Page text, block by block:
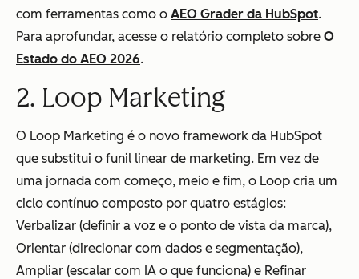
com ferramentas como o AEO Grader da HubSpot.
Para aprofundar, acesse o relatório completo sobre O
Estado do AEO 2026.
2. Loop Marketing
O Loop Marketing é o novo framework da HubSpot
que substitui o funil linear de marketing. Em vez de
uma jornada com começo, meio e fim, o Loop cria um
ciclo contínuo composto por quatro estágios:
Verbalizar (definir a voz e o ponto de vista da marca),
Orientar (direcionar com dados e segmentação),
Ampliar (escalar com IA o que funciona) e Refinar